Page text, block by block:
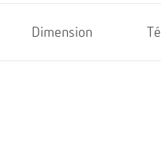
Dimension